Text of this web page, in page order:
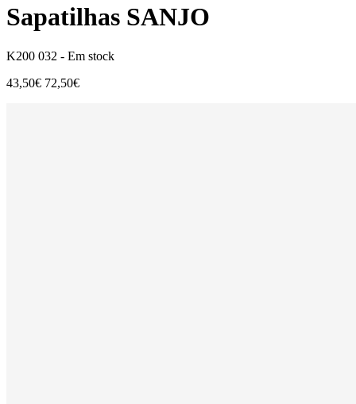
Sapatilhas SANJO
K200 032 - Em stock
43,50€ 72,50€